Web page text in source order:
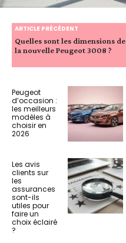
ARTICLE PRÉCÉDENT
Quelles sont les dimensions de
la nouvelle Peugeot 3008 ?
Peugeot
d’occasion :
les meilleurs
modèles à
choisir en
2026
Les avis
clients sur
les
assurances
sont-ils
utiles pour
faire un
choix éclairé
?